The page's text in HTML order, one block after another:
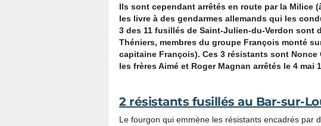
Ils sont cependant arrêtés en route par la Milice
les livre à des gendarmes allemands qui les
3 des 11 fusillés de Saint-Julien-du-Verdon sont
Théniers, membres du groupe François monté
capitaine François). Ces 3 résistants sont Nonce
les frères Aimé et Roger Magnan arrêtés le 4 mai
2 résistants fusillés au Bar-sur-
Le fourgon qui emmène les résistants encadrés par